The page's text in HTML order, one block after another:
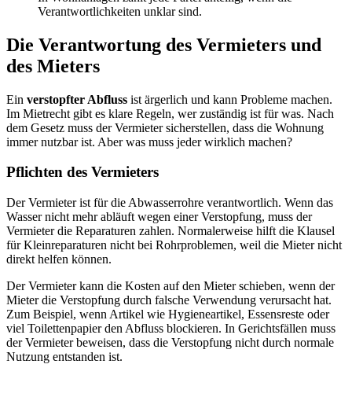
Verantwortlichkeiten unklar sind.
Die Verantwortung des Vermieters und
des Mieters
Ein verstopfter Abfluss ist ärgerlich und kann Probleme machen.
Im Mietrecht gibt es klare Regeln, wer zuständig ist für was. Nach
dem Gesetz muss der Vermieter sicherstellen, dass die Wohnung
immer nutzbar ist. Aber was muss jeder wirklich machen?
Pflichten des Vermieters
Der Vermieter ist für die Abwasserrohre verantwortlich. Wenn das
Wasser nicht mehr abläuft wegen einer Verstopfung, muss der
Vermieter die Reparaturen zahlen. Normalerweise hilft die Klausel
für Kleinreparaturen nicht bei Rohrproblemen, weil die Mieter nicht
direkt helfen können.
Der Vermieter kann die Kosten auf den Mieter schieben, wenn der
Mieter die Verstopfung durch falsche Verwendung verursacht hat.
Zum Beispiel, wenn Artikel wie Hygieneartikel, Essensreste oder
viel Toilettenpapier den Abfluss blockieren. In Gerichtsfällen muss
der Vermieter beweisen, dass die Verstopfung nicht durch normale
Nutzung entstanden ist.